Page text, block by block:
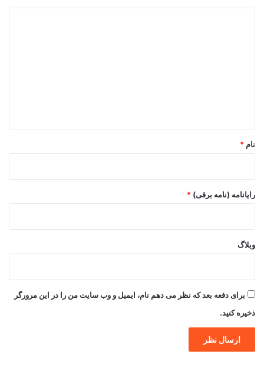
نام *
رایانامه (نامه برقی) *
وبلاگ
برای دفعه بعد که نظر می دهم نام، ایمیل و وب سایت من را در این مرورگر
ذخیره کنید.